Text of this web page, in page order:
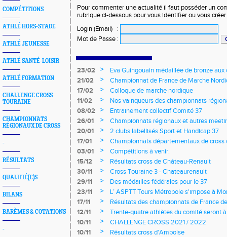
COMPÉTITIONS
ATHLÉ HORS-STADE
ATHLÉ JEUNESSE
ATHLÉ SANTÉ-LOISIR
ATHLÉ FORMATION
CHALLENGE CROSS
TOURAINE
CHAMPIONNATS
RÉGIONAUX DE CROSS
-
RÉSULTATS
QUALIFIÉ(E)S
BILANS
BARÈMES & COTATIONS
-
Pour commenter une actualité il faut posséder un
rubrique ci-dessous pour vous identifier ou vous
Login (Email)
:
Mot de Passe :
23/02 >
Eva Guingouain médaillée de bronze
jeunes
21/02 >
Championnat de France de Marche
17/02
>
Colloque de marche nordique
11/02
>
Nos vainqueurs des championnats
08/02
>
Entrainement collectif Comité 37
26/01
>
Championnats régionaux et autres
20/01
>
2 clubs labellisés Sport et Handicap 37
17/01
>
Championnats départementaux de cross
longs et meetings en salle
03/01 >
Compétitions à venir.
15/12
>
Résultats cross de Château-Renault
30/11
>
Cross Touraine 3 - Chateaurenault
29/11
>
Des médailles fédérales pour le 37
23/11
>
L’ ASPTT Tours Métropole s'impose à
17/11
>
Résultats des championnats de France
12/11
>
Trente-quatre athlètes du comité seront
10/11
>
CHALLENGE CROSS 2021 / 2022
10/11
>
Résultats cross d'Amboise